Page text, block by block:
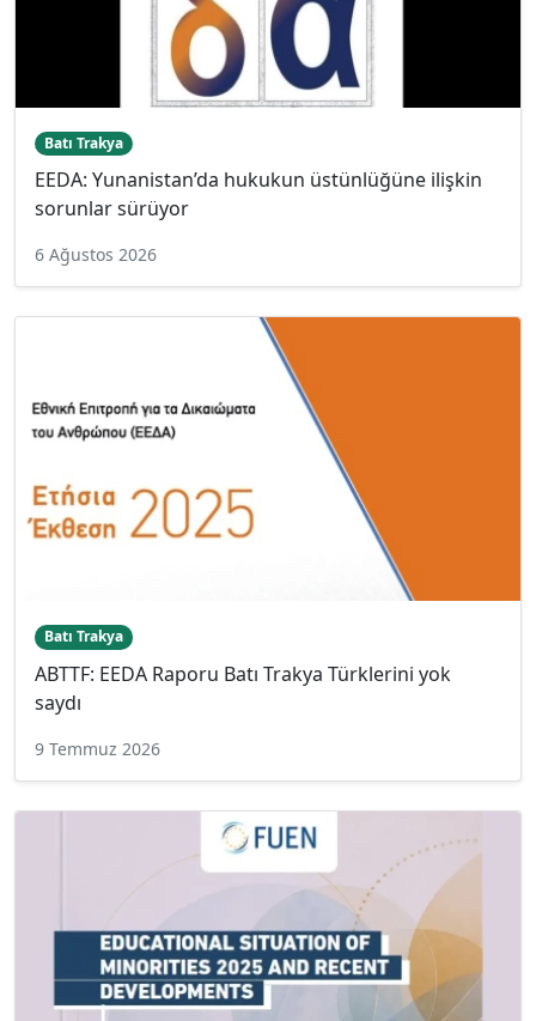
Batı Trakya
EEDA: Yunanistan’da hukukun üstünlüğüne ilişkin
sorunlar sürüyor
6 Ağustos 2026
Batı Trakya
ABTTF: EEDA Raporu Batı Trakya Türklerini yok
saydı
9 Temmuz 2026